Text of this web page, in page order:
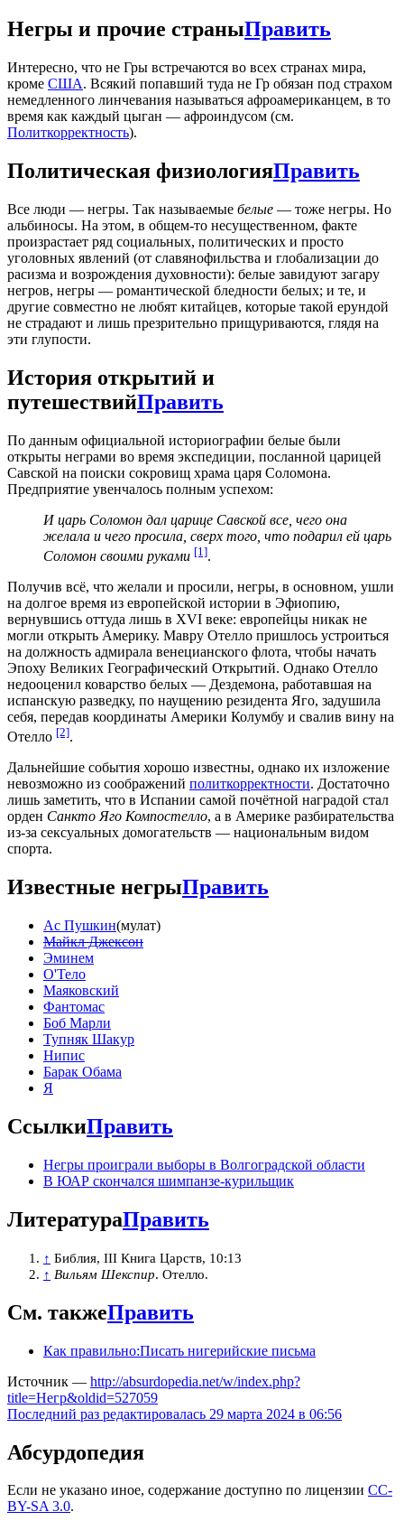
Негры и прочие страныПравить
Интересно, что не Гры встречаются во всех странах мира,
кроме США. Всякий попавший туда не Гр обязан под страхом
немедленного линчевания называться афроамериканцем, в то
время как каждый цыган — афроиндусом (см.
Политкорректность).
Политическая физиологияПравить
Все люди — негры. Так называемые белые — тоже негры. Но
альбиносы. На этом, в общем-то несущественном, факте
произрастает ряд социальных, политических и просто
уголовных явлений (от славянофильства и глобализации до
расизма и возрождения духовности): белые завидуют загару
негров, негры — романтической бледности белых; и те, и
другие совместно не любят китайцев, которые такой ерундой
не страдают и лишь презрительно прищуриваются, глядя на
эти глупости.
История открытий и
путешествийПравить
По данным официальной историографии белые были
открыты неграми во время экспедиции, посланной царицей
Савской на поиски сокровищ храма царя Соломона.
Предприятие увенчалось полным успехом:
И царь Соломон дал царице Савской все, чего она
желала и чего просила, сверх того, что подарил ей царь
Соломон своими руками [1].
Получив всё, что желали и просили, негры, в основном, ушли
на долгое время из европейской истории в Эфиопию,
вернувшись оттуда лишь в XVI веке: европейцы никак не
могли открыть Америку. Мавру Отелло пришлось устроиться
на должность адмирала венецианского флота, чтобы начать
Эпоху Великих Географический Открытий. Однако Отелло
недооценил коварство белых — Дездемона, работавшая на
испанскую разведку, по наущению резидента Яго, задушила
себя, передав координаты Америки Колумбу и свалив вину на
Отелло [2].
Дальнейшие события хорошо известны, однако их изложение
невозможно из соображений политкорректности. Достаточно
лишь заметить, что в Испании самой почётной наградой стал
орден Санкто Яго Компостелло, а в Америке разбирательства
из-за сексуальных домогательств — национальным видом
спорта.
Известные негрыПравить
Ас Пушкин(мулат)
Майкл Джексон
Эминем
О'Тело
Маяковский
Фантомас
Боб Марли
Тупняк Шакур
Нипис
Барак Обама
Я
СсылкиПравить
Негры проиграли выборы в Волгоградской области
В ЮАР скончался шимпанзе-курильщик
ЛитератураПравить
↑ Библия, III Книга Царств, 10:13
↑ Вильям Шекспир. Отелло.
См. такжеПравить
Как правильно:Писать нигерийские письма
Источник — http://absurdopedia.net/w/index.php?
title=Негр&oldid=527059
Последний раз редактировалась 29 марта 2024 в 06:56
Абсурдопедия
Если не указано иное, содержание доступно по лицензии CC-
BY-SA 3.0.